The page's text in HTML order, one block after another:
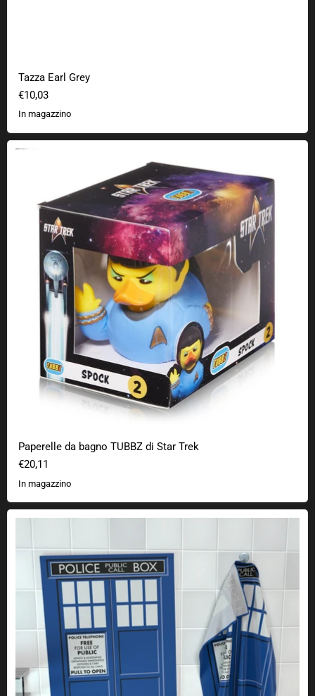
Tazza Earl Grey
€10,03
In magazzino
Paperelle da bagno TUBBZ di Star Trek
Paperelle da bagno TUBBZ di Star Trek
€20,11
In magazzino